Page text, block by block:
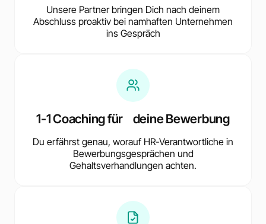
Unsere Partner bringen Dich nach deinem
Abschluss proaktiv bei namhaften Unternehmen
ins Gespräch
1-1 Coaching für deine Bewerbung
Du erfährst genau, worauf HR-Verantwortliche in
Bewerbungsgesprächen und
Gehaltsverhandlungen achten.